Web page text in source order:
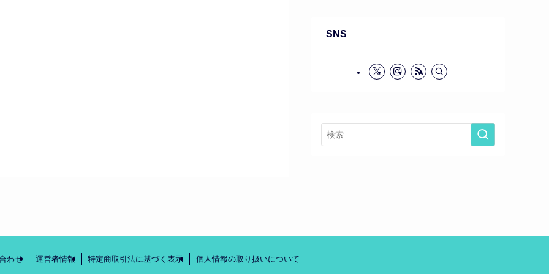
SNS
わせ 運営者情報 特定商取引法に基づく表示 個人情報の取り扱いについて